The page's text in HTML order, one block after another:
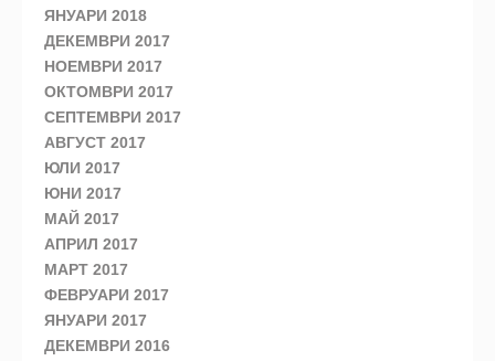
ЯНУАРИ 2018
ДЕКЕМВРИ 2017
НОЕМВРИ 2017
ОКТОМВРИ 2017
СЕПТЕМВРИ 2017
АВГУСТ 2017
ЮЛИ 2017
ЮНИ 2017
МАЙ 2017
АПРИЛ 2017
МАРТ 2017
ФЕВРУАРИ 2017
ЯНУАРИ 2017
ДЕКЕМВРИ 2016